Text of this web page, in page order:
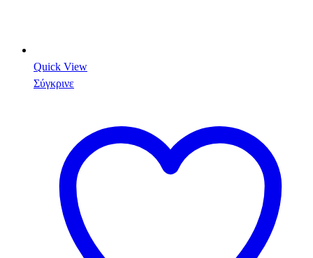
Quick View
Σύγκρινε